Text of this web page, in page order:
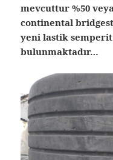
mevcuttur %50
continental
yeni lastik
bulunmaktadır…